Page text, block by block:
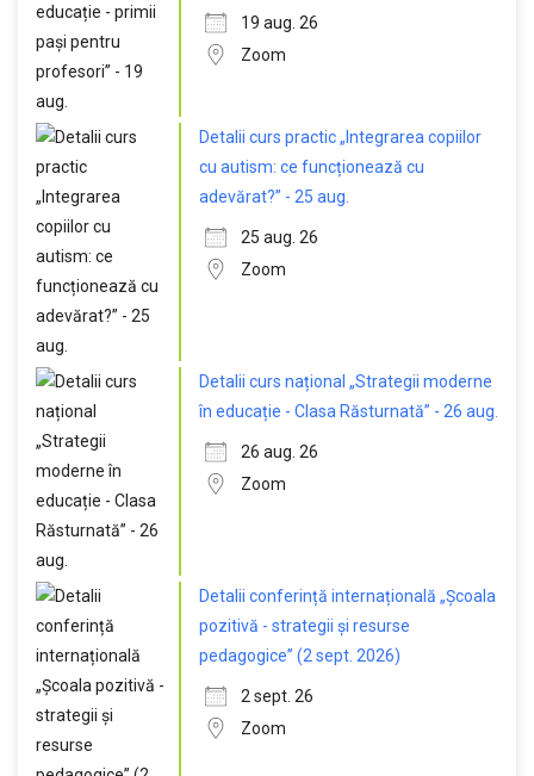
19 aug. 26
Zoom
Detalii curs practic „Integrarea copiilor
cu autism: ce funcționează cu
adevărat?” - 25 aug.
25 aug. 26
Zoom
Detalii curs național „Strategii moderne
în educație - Clasa Răsturnată” - 26 aug.
26 aug. 26
Zoom
Detalii conferință internațională „Școala
pozitivă - strategii și resurse
pedagogice” (2 sept. 2026)
2 sept. 26
Zoom